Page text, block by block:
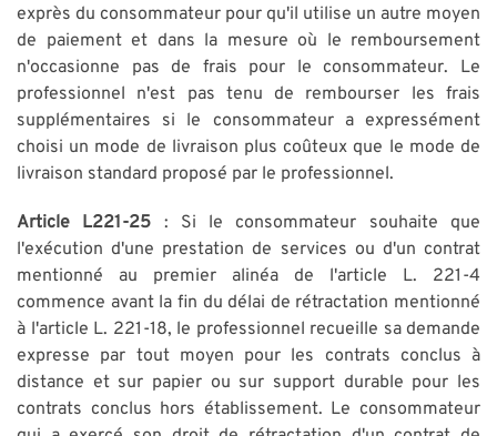
exprès du consommateur pour qu'il utilise un autre moyen
de paiement et dans la mesure où le remboursement
n'occasionne pas de frais pour le consommateur. Le
professionnel n'est pas tenu de rembourser les frais
supplémentaires si le consommateur a expressément
choisi un mode de livraison plus coûteux que le mode de
livraison standard proposé par le professionnel.
Article L221-25 : Si le consommateur souhaite que
l'exécution d'une prestation de services ou d'un contrat
mentionné au premier alinéa de l'article L. 221-4
commence avant la fin du délai de rétractation mentionné
à l'article L. 221-18, le professionnel recueille sa demande
expresse par tout moyen pour les contrats conclus à
distance et sur papier ou sur support durable pour les
contrats conclus hors établissement. Le consommateur